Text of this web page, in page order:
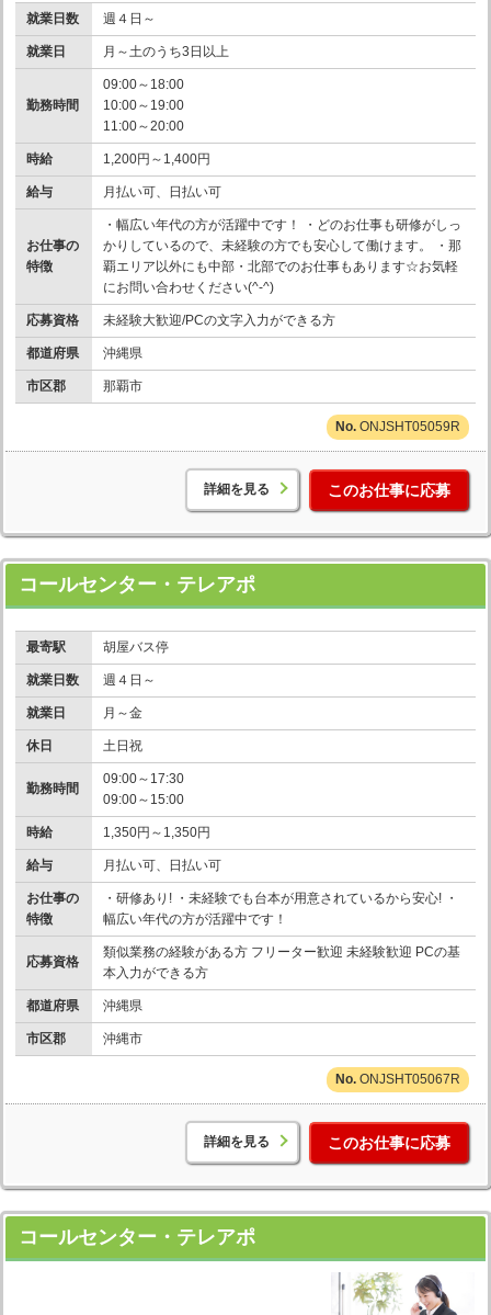
就業日数 週４日～
就業日 月～土のうち3日以上
勤務時間
09:00～18:00
10:00～19:00
11:00～20:00
時給 1,200円～1,400円
給与 月払い可、日払い可
お仕事の
特徴
・幅広い年代の方が活躍中です！ ・どのお仕事も研修がしっ
かりしているので、未経験の方でも安心して働けます。 ・那
覇エリア以外にも中部・北部でのお仕事もあります☆お気軽
にお問い合わせください(^-^)
応募資格 未経験大歓迎/PCの文字入力ができる方
都道府県 沖縄県
市区郡 那覇市
ONJSHT05059R
詳細を見る このお仕事に応募
コールセンター・テレアポ
最寄駅 胡屋バス停
就業日数 週４日～
就業日 月～金
休日 土日祝
勤務時間
09:00～17:30
09:00～15:00
時給 1,350円～1,350円
給与 月払い可、日払い可
お仕事の
特徴
・研修あり! ・未経験でも台本が用意されているから安心! ・
幅広い年代の方が活躍中です！
応募資格
類似業務の経験がある方 フリーター歓迎 未経験歓迎 PCの基
本入力ができる方
都道府県 沖縄県
市区郡 沖縄市
ONJSHT05067R
詳細を見る このお仕事に応募
コールセンター・テレアポ